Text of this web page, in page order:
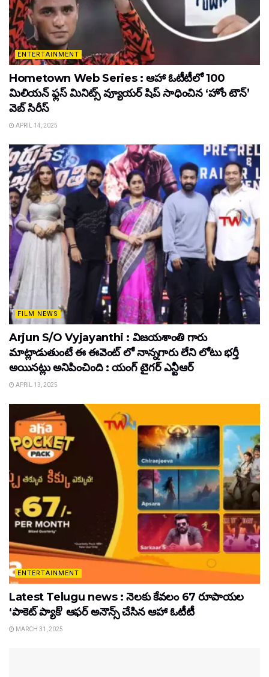
ENTERTAINMENT
Hometown Web Series : ఆహా ఓటీటీలో 100
మిలియన్ ఫ్లస్ మినిట్స్ వ్యూయర్ షిప్ సాధించిన ‘హోం టౌన్’
వెబ్ సిరీస్
APRIL 14, 2025
FILM NEWS
Arjun S/O Vyjayanthi : విజయశాంతి గారు
మాట్లాడుతుంటే ఈ ఈవెంట్ లో నాన్నగారు లేని లోటు భర్తీ
అయినట్లు అనిపించింది : యంగ్ టైగర్ ఎన్టీఆర్
APRIL 13, 2025
ENTERTAINMENT
Latest Telugu news : నెలకు కేవలం 67 రూపాయల
‘పాకెట్ ప్యాక్’ ఆఫర్ అనౌన్స్ చేసిన ఆహా ఓటీటీ
MARCH 31, 2025